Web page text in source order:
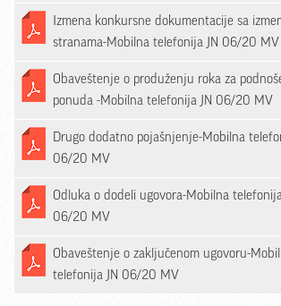
Izmena konkursne dokumentacije sa
stranama-Mobilna telefonija JN 06/20 MV
Obaveštenje o produženju roka za
ponuda -Mobilna telefonija JN 06/20 MV
Drugo dodatno pojašnjenje-Mobilna
06/20 MV
Odluka o dodeli ugovora-Mobilna
06/20 MV
Obaveštenje o zaključenom ugovoru-
telefonija JN 06/20 MV